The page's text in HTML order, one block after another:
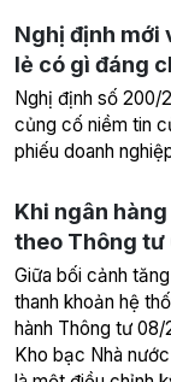
Nghị định mới
lẻ có gì đáng
Nghị định số
củng cố niềm tin
phiếu doanh
Khi ngân
theo Thông
Giữa bối cảnh
thanh khoản hệ
hành Thông tư
Kho bạc Nhà